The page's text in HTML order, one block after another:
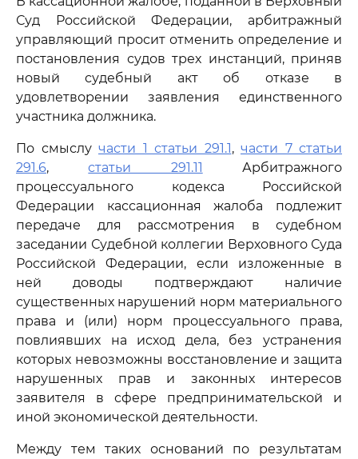
Суд Российской Федерации, арбитражный
управляющий просит отменить определение и
постановления судов трех инстанций, приняв
новый судебный акт об отказе в
удовлетворении заявления единственного
участника должника.
По смыслу части 1 статьи 291.1, части 7 статьи
291.6,статьи 291.11 Арбитражного
процессуального кодекса Российской
Федерации кассационная жалоба подлежит
передаче для рассмотрения в судебном
заседании Судебной коллегии Верховного Суда
Российской Федерации, если изложенные в
ней доводы подтверждают наличие
существенных нарушений норм материального
права и (или) норм процессуального права,
повлиявших на исход дела, без устранения
которых невозможны восстановление и защита
нарушенных прав и законных интересов
заявителя в сфере предпринимательской и
иной экономической деятельности.
Между тем таких оснований по результатам